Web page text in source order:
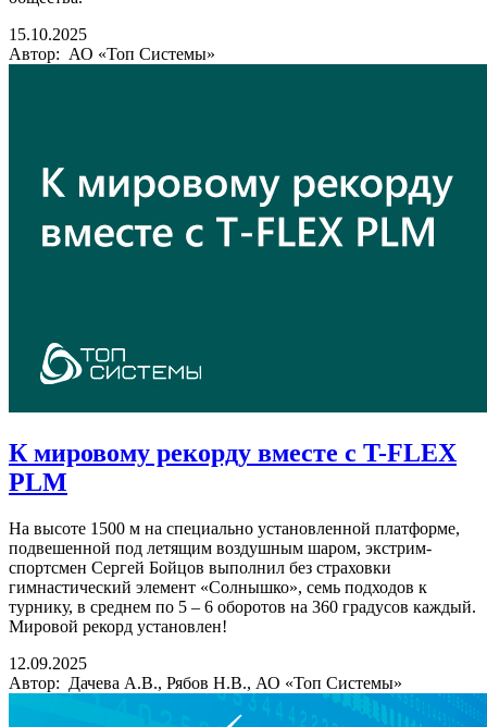
15.10.2025
Автор: АО «Топ Системы»
К мировому рекорду вместе с T-FLEX
PLM
На высоте 1500 м на специально установленной платформе,
подвешенной под летящим воздушным шаром, экстрим-
спортсмен Сергей Бойцов выполнил без страховки
гимнастический элемент «Солнышко», семь подходов к
турнику, в среднем по 5 – 6 оборотов на 360 градусов каждый.
Мировой рекорд установлен!
12.09.2025
Автор: Дачева А.В., Рябов Н.В., АО «Топ Системы»